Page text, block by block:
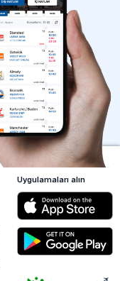
Uygulamaları alın